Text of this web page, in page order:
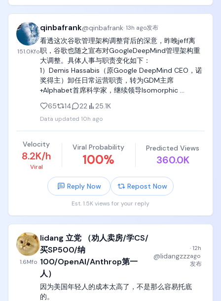
151.0Kfo
qinbafrank@qinbafrank·13h ago发布
看透这次谷歌管理架构调整背后的深意，昨晚jeff离
职，谷歌也随之宣布对GoogleDeepMind管理架构重
大调整。具体人事与职责变化如下：
1）Demis Hassabis（原Google DeepMind CEO，诺
奖得主）卸任日常运营职责，转为GDM主席
+Alphabet首席科学家，继续领导Isomorphic
2）Koray Kavukcuoglu（原GDM首席技术官CTO +
Google首席AI架构师），升任Google DeepMind高级
副总裁，直接向Sundar Pichai汇报（不再设独立GDM
CEO头衔）。全面负责Gemini模型开发、前沿AI研
究、Gemini应用及开发者团队。
能看出调整后，DeepMind日常运营更紧密整合到谷歌
体系下（SVP直接向CEO汇报），战略/科学与产品执
行职责进一步分离。
深聊下谷歌或者劈柴的意图是什么？
Pichai曾表态“下个月”），但因能力（尤其是编码、推
理、agentic表现）未达内部目标、需额外迭代与测试
而推迟，到现在还没全面推出。公司同时推进Flash等
轻量版本和Gemini 4训练。延迟引发内部挫折与外部
对竞争力的质疑。
在这个时间窗口里劈柴将日常产品/模型交付（Gemini
65 14 22 25.1K
Data updated 10h ago
Velocity
8.2K/h
Viral
Viral Probability
100%
Predicted Views
360.0K
Reply Now Repost Now
Est. 1.5K views for your reply
1.6Mfo
lidang 立党 （劝人卖房/学CS/
买SP500/纳
100/OpenAI/Anthrop第一
人）
@lidangzzz
·12h
ago
发布
因为美国年轻人的成本太高了，不是那么容易托底
的。